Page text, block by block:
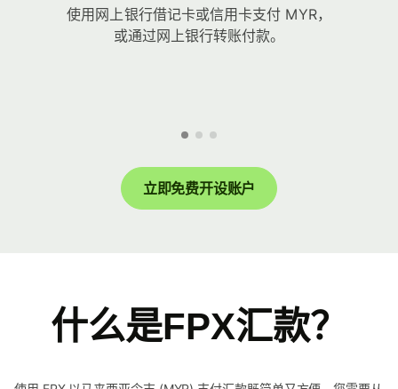
使用网上银行借记卡或信用卡支付 MYR，
或通过网上银行转账付款。
立即免费开设账户
什么是FPX汇款？